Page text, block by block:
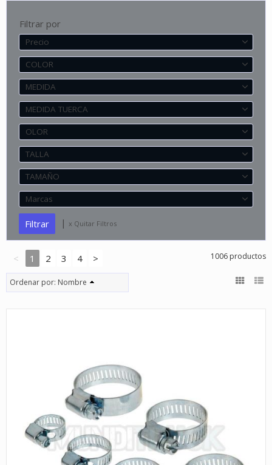
Filtrar por
Precio
COLOR
MEDIDA
MEDIDA TUERCA
OLOR
TALLA
TAMAÑO
Marcas
| x Quitar Filtros
< 1 2 3 4 > 1006 productos
Ordenar por: Nombre